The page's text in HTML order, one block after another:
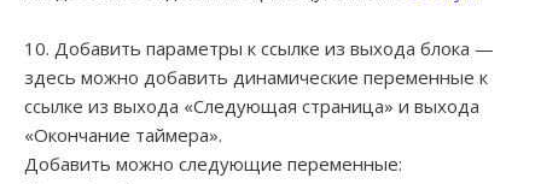
10. Добавить параметры к ссылке из выхода блока —
здесь можно добавить динамические переменные к
ссылке из выхода «Следующая страница» и выхода
«Окончание таймера».
Добавить можно следующие переменные: